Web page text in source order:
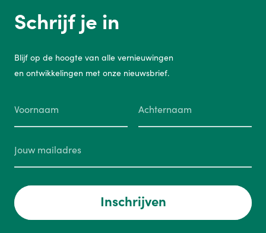
Schrijf je in
Blijf op de hoogte van alle vernieuwingen
en ontwikkelingen met onze nieuwsbrief.
Inschrijven